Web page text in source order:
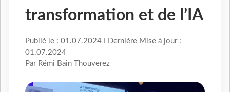
transformation et de l’IA
Publié le : 01.07.2024 I Dernière Mise à jour :
01.07.2024
Par Rémi Bain Thouverez